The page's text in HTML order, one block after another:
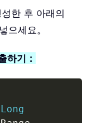
한 후 아래의
으세요。
하기：
Long